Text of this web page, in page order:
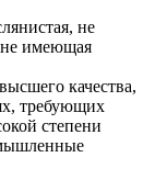
не
имеющая
качества,
требующих
степени